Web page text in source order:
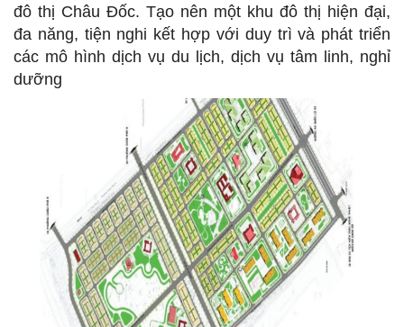
đô thị Châu Đốc. Tạo nên một khu đô thị hiện đại,
đa năng, tiện nghi kết hợp với duy trì và phát triển
các mô hình dịch vụ du lịch, dịch vụ tâm linh, nghỉ
dưỡng